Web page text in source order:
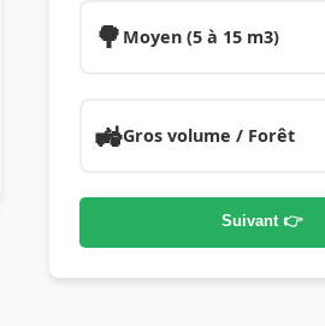
🌳 Moyen (5 à 15 m3)
🚜Gros volume / Forêt
Suivant 👉